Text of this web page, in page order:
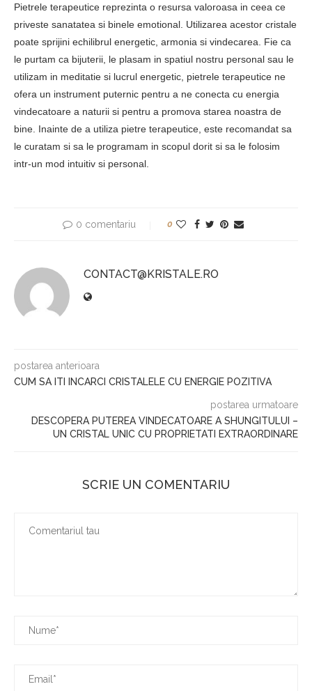
Pietrele terapeutice reprezinta o resursa valoroasa in ceea ce
priveste sanatatea si binele emotional. Utilizarea acestor cristale
poate sprijini echilibrul energetic, armonia si vindecarea. Fie ca
le purtam ca bijuterii, le plasam in spatiul nostru personal sau le
utilizam in meditatie si lucrul energetic, pietrele terapeutice ne
ofera un instrument puternic pentru a ne conecta cu energia
vindecatoare a naturii si pentru a promova starea noastra de
bine. Inainte de a utiliza pietre terapeutice, este recomandat sa
le curatam si sa le programam in scopul dorit si sa le folosim
intr-un mod intuitiv si personal.
0 comentariu 0
CONTACT@KRISTALE.RO
postarea anterioara
CUM SA ITI INCARCI CRISTALELE CU ENERGIE POZITIVA
postarea urmatoare
DESCOPERA PUTEREA VINDECATOARE A SHUNGITULUI –
UN CRISTAL UNIC CU PROPRIETATI EXTRAORDINARE
SCRIE UN COMENTARIU